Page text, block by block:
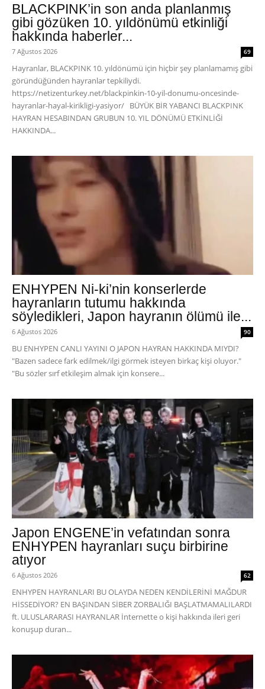
BLACKPINK’in son anda planlanmış
gibi gözüken 10. yıldönümü etkinliği
hakkında haberler...
7 Ağustos 2026 69
Hayranlar, BLACKPINK 10. yıldönümü için hiçbir şey planlamamış gibi
göründüğünden hayranlar tepkiliydi.
https://netizenturkey.net/blackpinkin-10-yil-donumu-oncesinde-
hayranlar-hayal-kirikligi-yasiyor/ BÜYÜK BİR YABANCI BLACKPINK
HAYRAN HESABINDAN GRUBUN 10. YIL DÖNÜMÜ ETKİNLİĞİ
HAKKINDA...
ENHYPEN Ni-ki’nin konserlerde
hayranların tutumu hakkında
söyledikleri, Japon hayranın ölümü ile...
6 Ağustos 2026 90
BU ENHYPEN CANLI YAYINI O JAPON HAYRAN HAKKINDA MIYDI?
"Bazen sadece fark edilmek/ilgi görmek isteyen birkaç kişi oluyor."
"Bu sözler sırf etkileşim almak için konsere...
Japon ENGENE’in vefatından sonra
ENHYPEN hayranları suçu birbirine
atıyor
6 Ağustos 2026 62
ENHYPEN HAYRANLARI BU OLAYDA NEDEN KENDİLERİNİ MAĞDUR
HİSSEDİYOR? EN BAŞINDAN SİBER ZORBALIĞI BAŞLATMAMALILARDI
ft. ULUSLARARASI HAYRANLAR İnternette o kişi hakkında ileri geri
konuşup duran...